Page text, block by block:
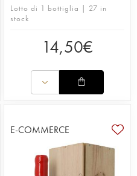
Lotto di 1 bottiglia | 27 in
stock
14,50€
E-COMMERCE